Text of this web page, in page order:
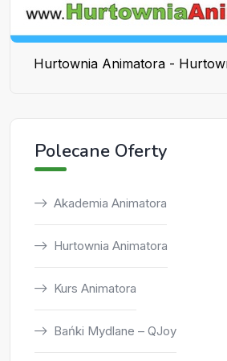
Hurtownia Animatora -
Polecane Oferty
Akademia Animatora
Hurtownia Animatora
Kurs Animatora
Bańki Mydlane – QJoy